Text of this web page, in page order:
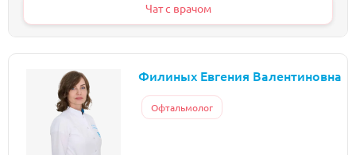
Чат с врачом
Филиных Евгения Валентиновна
Офтальмолог